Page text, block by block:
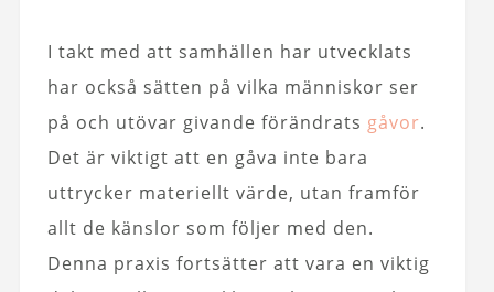
I takt med att samhällen har utvecklats
har också sätten på vilka människor ser
på och utövar givande förändrats gåvor.
Det är viktigt att en gåva inte bara
uttrycker materiellt värde, utan framför
allt de känslor som följer med den.
Denna praxis fortsätter att vara en viktig